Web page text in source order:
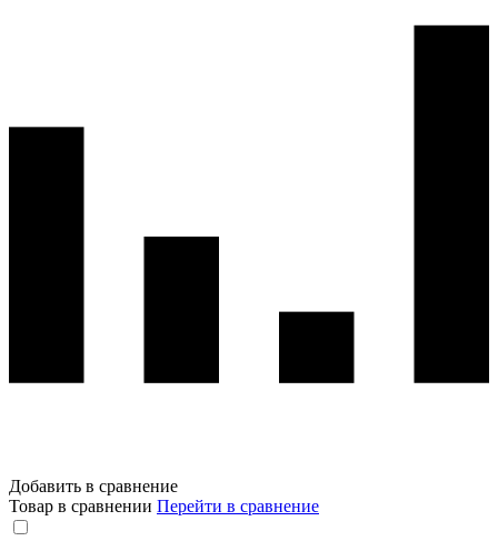
Добавить в сравнение
Товар в сравнении Перейти в сравнение